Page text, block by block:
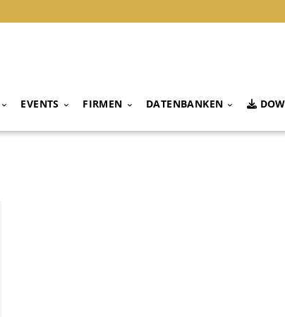
EVENTS FIRMEN DATENBANKEN